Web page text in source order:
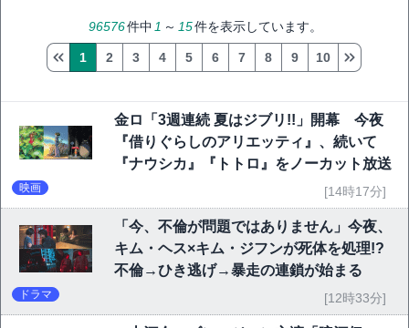
96576件中 1 ～ 15件を表示しています。
1 2 3 4 5 6 7 8 9 10
金ロ「3週連続 夏はジブリ!!」開幕 今夜
『借りぐらしのアリエッティ』、続いて
『ナウシカ』『トトロ』をノーカット放送
映画 [14時17分]
「今、不倫が問題ではありません」今夜、
キム・ヘス×キム・ジフンが死体を処理!?
不倫→ひき逃げ→暴走の連鎖が始まる
ドラマ [12時33分]